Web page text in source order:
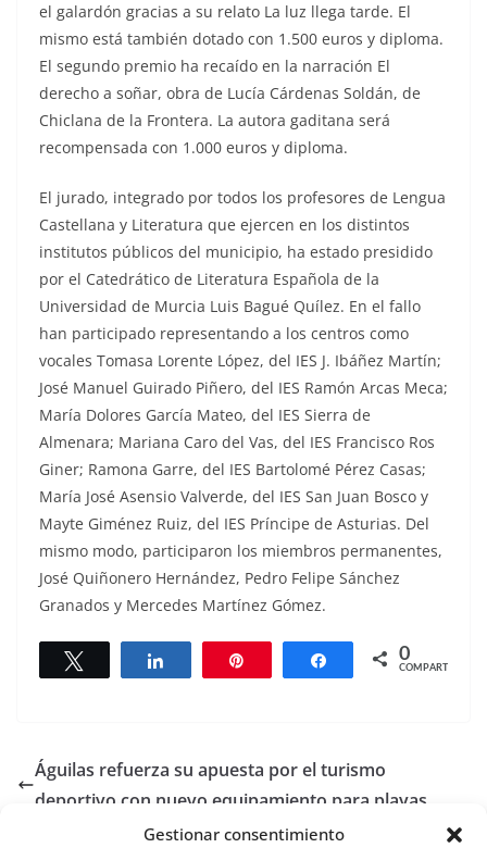
Gestionar consentimiento
el galardón gracias a su relato La luz llega tarde. El
mismo está también dotado con 1.500 euros y diploma.
El segundo premio ha recaído en la narración El
derecho a soñar, obra de Lucía Cárdenas Soldán, de
Chiclana de la Frontera. La autora gaditana será
recompensada con 1.000 euros y diploma.
El jurado, integrado por todos los profesores de Lengua
Castellana y Literatura que ejercen en los distintos
institutos públicos del municipio, ha estado presidido
por el Catedrático de Literatura Española de la
Universidad de Murcia Luis Bagué Quílez. En el fallo
han participado representando a los centros como
vocales Tomasa Lorente López, del IES J. Ibáñez Martín;
José Manuel Guirado Piñero, del IES Ramón Arcas Meca;
María Dolores García Mateo, del IES Sierra de
Almenara; Mariana Caro del Vas, del IES Francisco Ros
Giner; Ramona Garre, del IES Bartolomé Pérez Casas;
María José Asensio Valverde, del IES San Juan Bosco y
Mayte Giménez Ruiz, del IES Príncipe de Asturias. Del
mismo modo, participaron los miembros permanentes,
José Quiñonero Hernández, Pedro Felipe Sánchez
Granados y Mercedes Martínez Gómez.
Twittear Compartir Compartir
0
COMPARTIR
Águilas refuerza su apuesta por el turismo
deportivo con nuevo equipamiento para playas
La Concejalía de Vertebración del Territorio y Lucha